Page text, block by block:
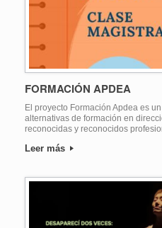
FORMACIÓN APDEA
El proyecto Formación Apdea es
alternativas de formación en
reconocidas y reconocidos
Leer más